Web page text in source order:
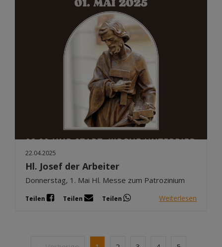
22.04.2025
Hl. Josef der Arbeiter
Donnerstag, 1. Mai Hl. Messe zum Patrozinium
Teilen Teilen Teilen Weiterlesen